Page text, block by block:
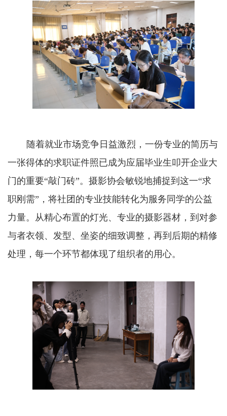
随着就业市场竞争日益激烈，一份专业的简历与
一张得体的求职证件照已成为应届毕业生叩开企业大
门的重要“敲门砖”。摄影协会敏锐地捕捉到这一“求
职刚需”，将社团的专业技能转化为服务同学的公益
力量。从精心布置的灯光、专业的摄影器材，到对参
与者衣领、发型、坐姿的细致调整，再到后期的精修
处理，每一个环节都体现了组织者的用心。